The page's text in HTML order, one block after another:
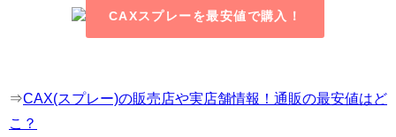
CAXスプレーを最安値で購入！
⇒CAX(スプレー)の販売店や実店舗情報！通販の最安値はど
こ？